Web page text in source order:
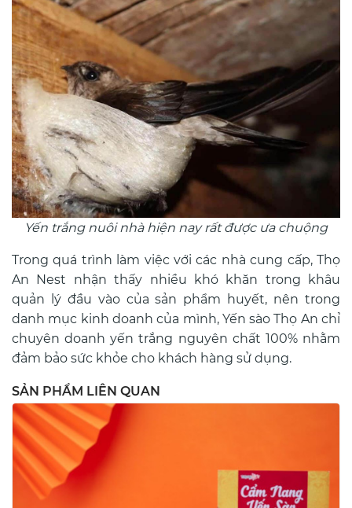
Yến trắng nuôi nhà hiện nay rất được ưa chuộng
Trong quá trình làm việc với các nhà cung cấp, Thọ
An Nest nhận thấy nhiều khó khăn trong khâu
quản lý đầu vào của sản phẩm huyết, nên trong
danh mục kinh doanh của mình, Yến sào Thọ An chỉ
chuyên doanh yến trắng nguyên chất 100% nhằm
đảm bảo sức khỏe cho khách hàng sử dụng.
SẢN PHẨM LIÊN QUAN